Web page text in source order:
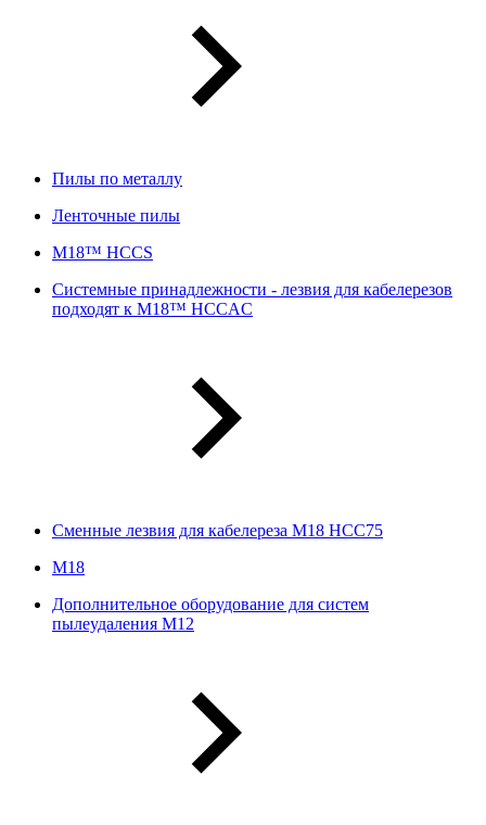
Пилы по металлу
Ленточные пилы
M18™ HCCS
Системные принадлежности - лезвия для кабелерезов
подходят к M18™ HCCAC
Сменные лезвия для кабелереза M18 HCC75
М18
Дополнительное оборудование для систем
пылеудаления М12